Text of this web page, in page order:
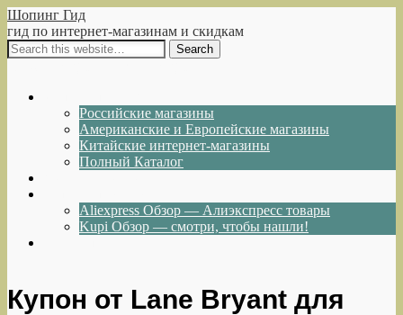
Шопинг Гид
гид по интернет-магазинам и скидкам
Российские магазины
Американские и Европейские магазины
Китайские интернет-магазины
Полный Каталог
Aliexpress Обзор — Алиэкспресс товары
Kupi Обзор — смотри, чтобы нашли!
Купон от Lane Bryant для